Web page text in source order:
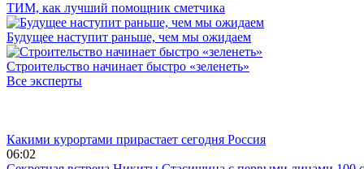
ТИМ, как лучший помощник сметчика
Будущее наступит раньше, чем мы ожидаем
Строительство начинает быстро «зеленеть»
Все эксперты
Какими курортами прирастает сегодня Россия
06:02